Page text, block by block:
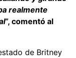
realmente
”, comentó al
de Britney